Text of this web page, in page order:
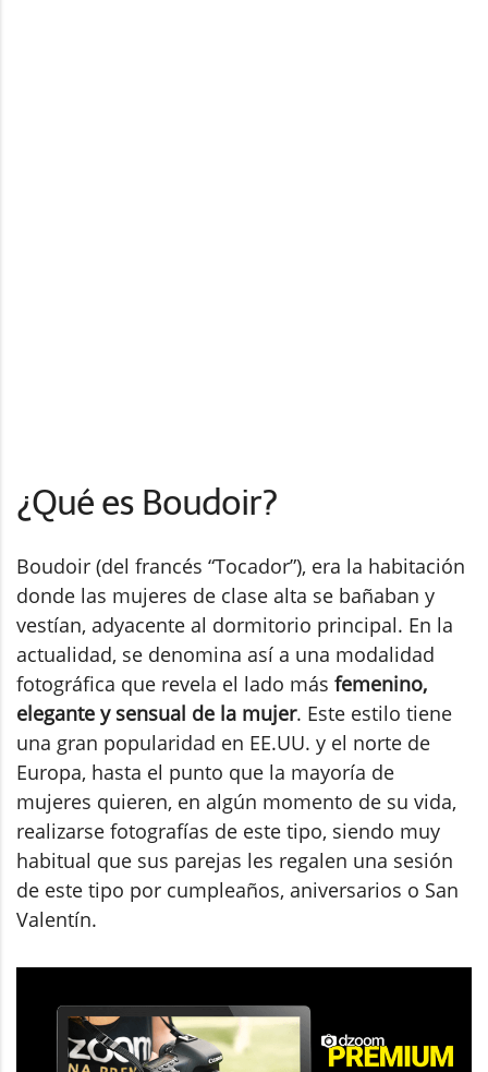
¿Qué es Boudoir?
Boudoir (del francés “Tocador”), era la habitación
donde las mujeres de clase alta se bañaban y
vestían, adyacente al dormitorio principal. En la
actualidad, se denomina así a una modalidad
fotográfica que revela el lado más femenino,
elegante y sensual de la mujer. Este estilo tiene
una gran popularidad en EE.UU. y el norte de
Europa, hasta el punto que la mayoría de
mujeres quieren, en algún momento de su vida,
realizarse fotografías de este tipo, siendo muy
habitual que sus parejas les regalen una sesión
de este tipo por cumpleaños, aniversarios o San
Valentín.